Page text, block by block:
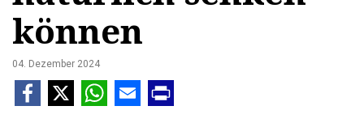
können
04. Dezember 2024